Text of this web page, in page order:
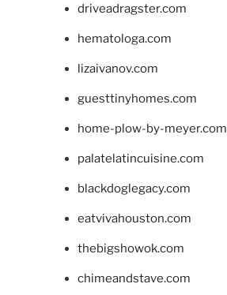
driveadragster.com
hematologa.com
lizaivanov.com
guesttinyhomes.com
home-plow-by-meyer.com
palatelatincuisine.com
blackdoglegacy.com
eatvivahouston.com
thebigshowok.com
chimeandstave.com